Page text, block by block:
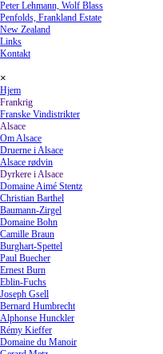
Peter Lehmann, Wolf Blass
Penfolds, Frankland Estate
New Zealand
Links
Kontakt
×
Hjem
Frankrig
Franske Vindistrikter
Alsace
Om Alsace
Druerne i Alsace
Alsace rødvin
Dyrkere i Alsace
Domaine Aimé Stentz
Christian Barthel
Baumann-Zirgel
Domaine Bohn
Camille Braun
Burghart-Spettel
Paul Buecher
Ernest Burn
Eblin-Fuchs
Joseph Gsell
Bernard Humbrecht
Alphonse Hunckler
Rémy Kieffer
Domaine du Manoir